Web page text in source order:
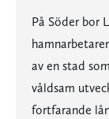
På Söder bor
av en stad
våldsam
fortfarande